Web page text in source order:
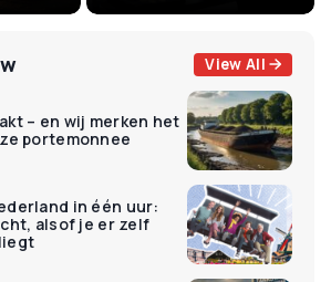
View All
– en wij merken het
portemonnee
in één uur:
alsof je er zelf